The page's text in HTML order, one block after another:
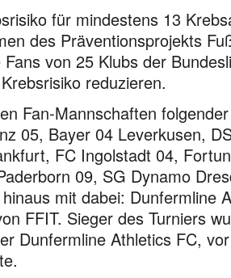
für mindestens 13
des Präventionsprojekts
von 25 Klubs der
reduzieren.
Fan-Mannschaften
05, Bayer 04 Leverkusen,
FC Ingolstadt 04,
09, SG Dynamo
mit dabei: Dunfermline
FFIT. Sieger des Turniers
Dunfermline Athletics FC,